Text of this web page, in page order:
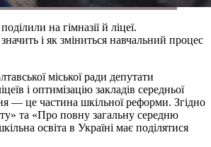
на гімназії й ліцеї.
і як зміниться навчальний процес
міської ради депутати
і оптимізацію закладів середньої
— це частина шкільної реформи. Згідно
та «Про повну загальну середню
освіта в Україні має поділятися